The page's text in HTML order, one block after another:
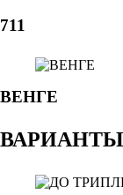
711
ВЕНГЕ